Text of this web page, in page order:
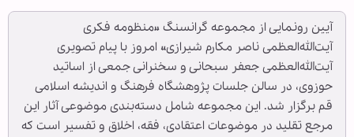
آیین رونمایی از مجموعه گرانسنگ «منظومه فکری
آیت‌الله‌العظمی ناصر مکارم شیرازی» امروز با پیام تصویری
آیت‌الله‌العظمی جعفر سبحانی و سخنرانی جمعی از اساتید
حوزوی، در سالن جلسات پژوهشگاه فرهنگ و اندیشه اسلامی
قم برگزار شد. این مجموعه شامل دسته‌بندی موضوعی آثار این
مرجع تقلید در موضوعات اعتقادی، فقه، اخلاق و تفسیر است که